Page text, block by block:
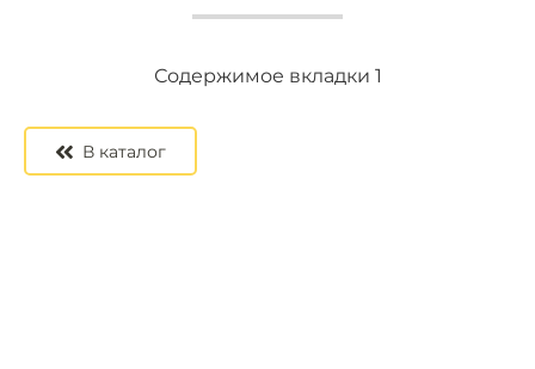
Содержимое вкладки 1
Содержимое вкладки 2
Содержимое вкладки 3
В каталог